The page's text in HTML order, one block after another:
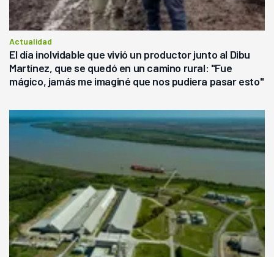
Actualidad
El día inolvidable que vivió un productor junto al Dibu
Martínez, que se quedó en un camino rural: "Fue
mágico, jamás me imaginé que nos pudiera pasar esto"